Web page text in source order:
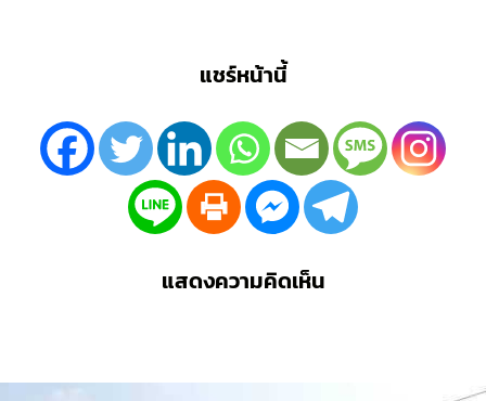
แชร์หน้านี้
แสดงความคิดเห็น